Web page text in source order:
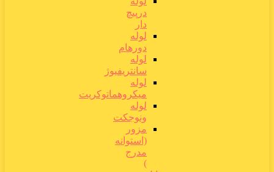
درپیچ
دار
لوله
دورهام
لوله
سانتریفیوژ
لوله
میکروهماتوکریت
لوله
ونوجکت
مزور
(استوانه
مدرج
)